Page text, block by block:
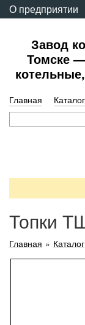
О предприятии
Завод
Томске
Главная Каталог
Топки
Главная » Каталог